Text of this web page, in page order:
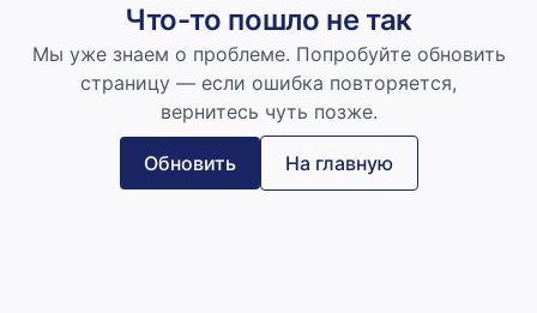
Что-то пошло не так
Мы уже знаем о проблеме. Попробуйте обновить
страницу — если ошибка повторяется,
вернитесь чуть позже.
Обновить На главную